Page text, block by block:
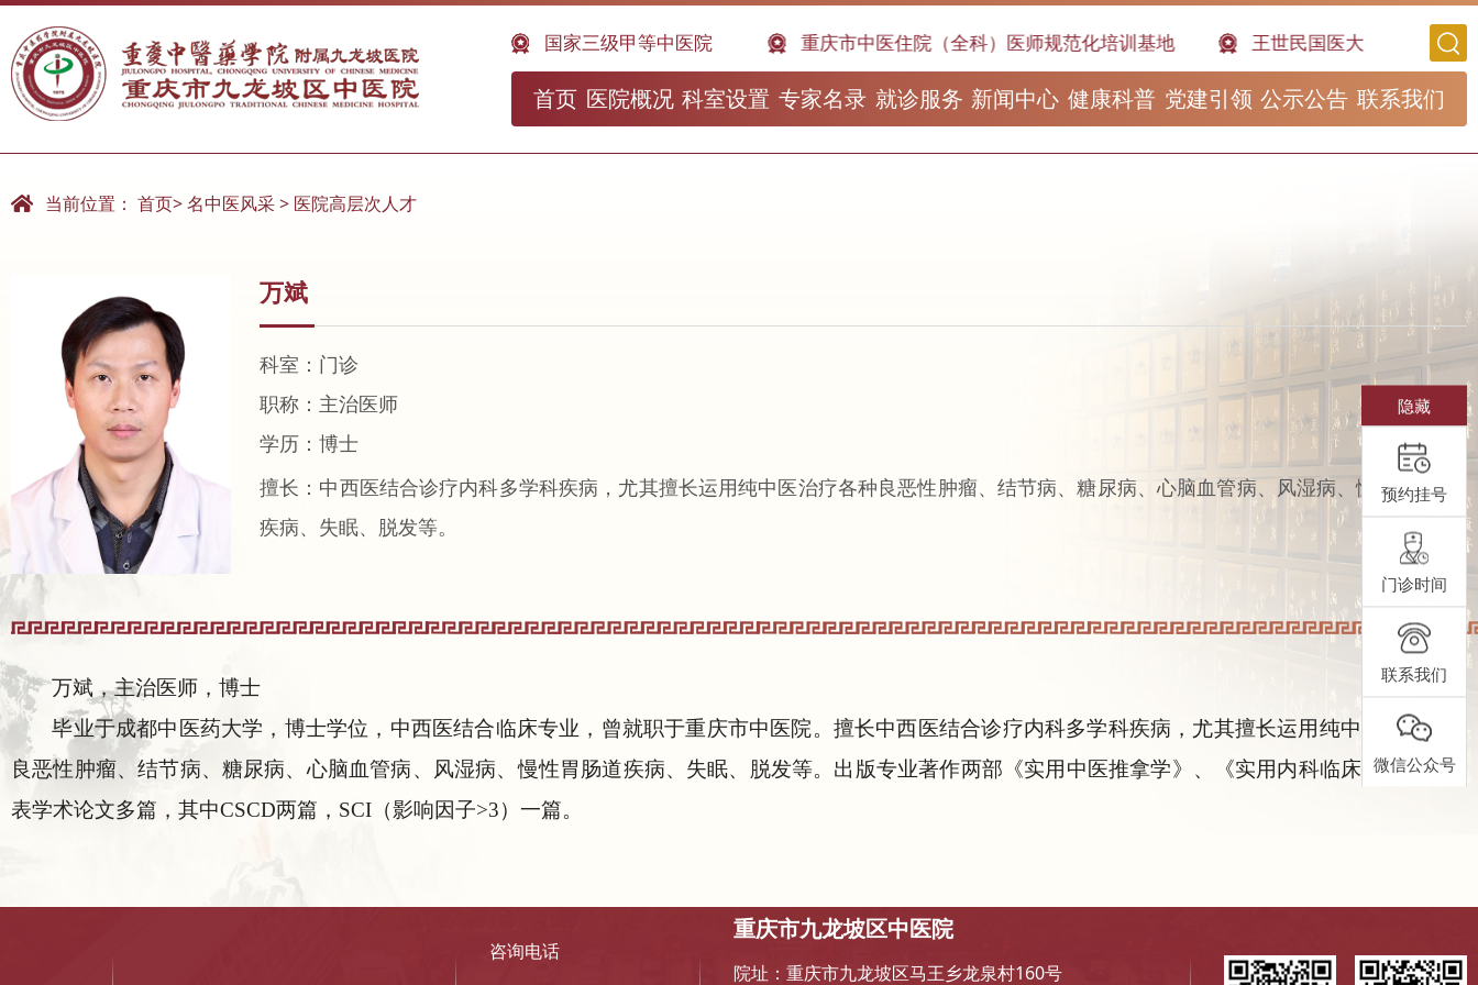
国家三级甲等中医院
重庆市中医住院（全科）医师规范化培训基地 王世民国医大师工作室 重庆市中医住院（全科）医师规范化培训基地 王世民国医大师工作室
首页 医院概况 科室设置 专家名录 就诊服务 新闻中心 健康科普 党建引领 公示公告 联系我们
当前位置： 首页>名中医风采> 医院高层次人才
万斌
科室：门诊
职称：主治医师
学历：博士
擅长：中西医结合诊疗内科多学科疾病，尤其擅长运用纯中医治疗各种良恶性肿瘤、结节病、糖尿病、心脑血管病、风湿病、慢性胃肠道
疾病、失眠、脱发等。
万斌，主治医师，博士
毕业于成都中医药大学，博士学位，中西医结合临床专业，曾就职于重庆市中医院。擅长中西医结合诊疗内科多学科疾病，尤其擅长运用纯中医治疗各种
良恶性肿瘤、结节病、糖尿病、心脑血管病、风湿病、慢性胃肠道疾病、失眠、脱发等。出版专业著作两部《实用中医推拿学》、《实用内科临床研究》，发
表学术论文多篇，其中CSCD两篇，SCI（影响因子>3）一篇。
咨询电话
重庆市九龙坡区中医院
院址：重庆市九龙坡区马王乡龙泉村160号
隐藏
预约挂号
门诊时间
联系我们
微信公众号